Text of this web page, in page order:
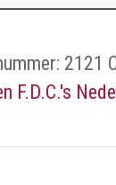
2121
F.D.C.'s